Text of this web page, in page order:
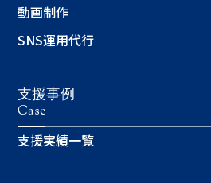
動画制作
SNS運用代行
支援事例
Case
支援実績一覧